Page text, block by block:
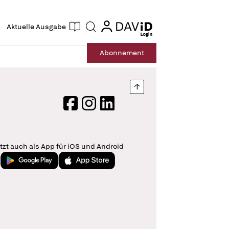
Aktuelle Ausgabe Suche login
login
Abonnement
Nach oben springen
FacebookInstagram
LinkedIn
auch als App für iOS und Android
Jetzt bei Google PlayLaden im App Store